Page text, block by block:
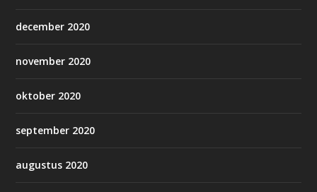
december 2020
november 2020
oktober 2020
september 2020
augustus 2020